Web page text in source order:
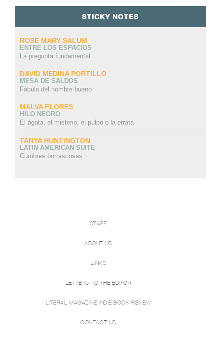
STICKY NOTES
ROSE MARY SALUM
ENTRE LOS ESPACIOS
La pregunta fundamental
DAVID MEDINA PORTILLO
MESA DE SALDOS
Fábula del hombre bueno
MALVA FLORES
HILO NEGRO
El ágata, el misterio, el pulpo o la errata
TANYA HUNTINGTON
LATIN AMERICAN SUITE
Cumbres borrascosas
STAFF
ABOUT US
LINKS
LETTERS TO THE EDITOR
LITERAL MAGAZINE INDIE BOOK REVIEW
CONTACT US